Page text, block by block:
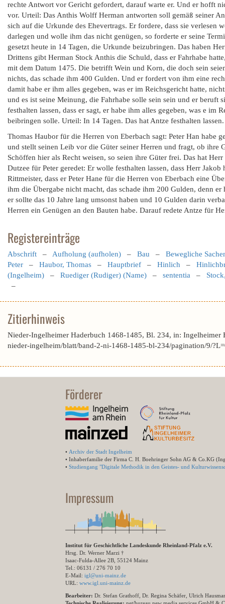
rechte Antwort vor Gericht gefordert, darauf warte er. Und er hofft
vor. Urteil: Das Anthis Wolff Herman antworten soll gemäß seiner
sich auf die Urkunde des Ehevertrags. Er fordere, dass sie
darlegen und wolle ihm das nicht genügen, so forderte er seine
gesetzt heute in 14 Tagen, die Urkunde beizubringen. Das haben
Drittens gibt Herman Stock Anthis die Schuld, dass er Fahrhabe
mit dem Datum 1475. Die betrifft Wein und Korn, die doch sein
nichts, das schade ihm 400 Gulden. Und er fordert von ihm eine
damit habe er ihm alles gegeben, was er im Reichsgericht hatte,
und es ist seine Meinung, die Fahrhabe solle sein sein und er
festhalten lassen, dass er sagt, er habe ihm alles gegeben, was e
beibringen solle. Urteil: In 14 Tagen. Das hat Antze festhalten lassen.
Thomas Haubor für die Herren von Eberbach sagt: Peter Han habe
und stellt seinen Leib vor die Güter seiner Herren und fragt, ob ihre
Schöffen hier als Recht weisen, so seien ihre Güter frei. Das hat
Dutzee für Peter geredet: Er wolle festhalten lassen, dass Herr
Rittmeister, dass er Peter Hane für die Herren von Eberbach eine
ihm die Übergabe nicht macht, das schade ihm 200 Gulden, denn
er sollte das 10 Jahre lang umsonst haben und 10 Gulden darin
Herren ein Genügen an den Bauten habe. Darauf redete Antze für
Registereinträge
Abschrift – Aufholung (aufholen) – Bau – Bewegliche
Peter – Haubor, Thomas – Hauptbrief – Hinlich –
(Ingelheim) – Ruediger (Rudiger) (Name) – sententia –
–
Zitierhinweis
Nieder-Ingelheimer Haderbuch 1468-1485, Bl. 234, in:
nieder-ingelheim/blatt/band-2-ni-1468-1485-bl-234/pagination/9/
Förderer
• Archiv der Stadt Ingelheim
• Inhaberfamilie der Firma C. H. Boehringer Sohn AG & Co.KG
• Studiengang "Digitale Methodik in den Geistes- und
Impressum
Institut für Geschichtliche Landeskunde Rheinland-Pfalz e.V.
Hrsg. Dr. Werner Marzi †
Isaac-Fulda-Allee 2B, 55124 Mainz
Tel.: 06131 / 276 70 10
E-Mail: igl@uni-mainz.de
URL: www.igl.uni-mainz.de
Bearbeiter: Dr. Stefan Grathoff, Dr. Regina Schäfer, Ulrich